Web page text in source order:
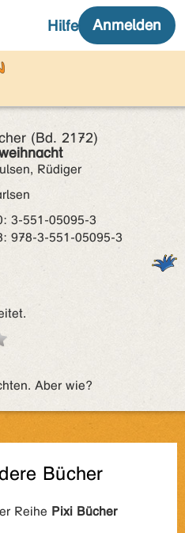
(Bd. 2172)
Rüdiger
3-551-05095-3
978-3-551-05095-3
Aber wie?
Bücher
Reihe Pixi Bücher